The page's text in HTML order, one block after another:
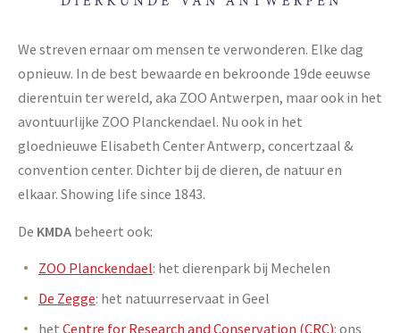
We streven ernaar om mensen te verwonderen. Elke dag
opnieuw. In de best bewaarde en bekroonde 19de eeuwse
dierentuin ter wereld, aka ZOO Antwerpen, maar ook in het
avontuurlijke ZOO Planckendael. Nu ook in het
gloednieuwe Elisabeth Center Antwerp, concertzaal &
convention center. Dichter bij de dieren, de natuur en
elkaar. Showing life since 1843.
De KMDA beheert ook:
ZOO Planckendael: het dierenpark bij Mechelen
De Zegge: het natuurreservaat in Geel
het Centre for Research and Conservation (CRC): ons